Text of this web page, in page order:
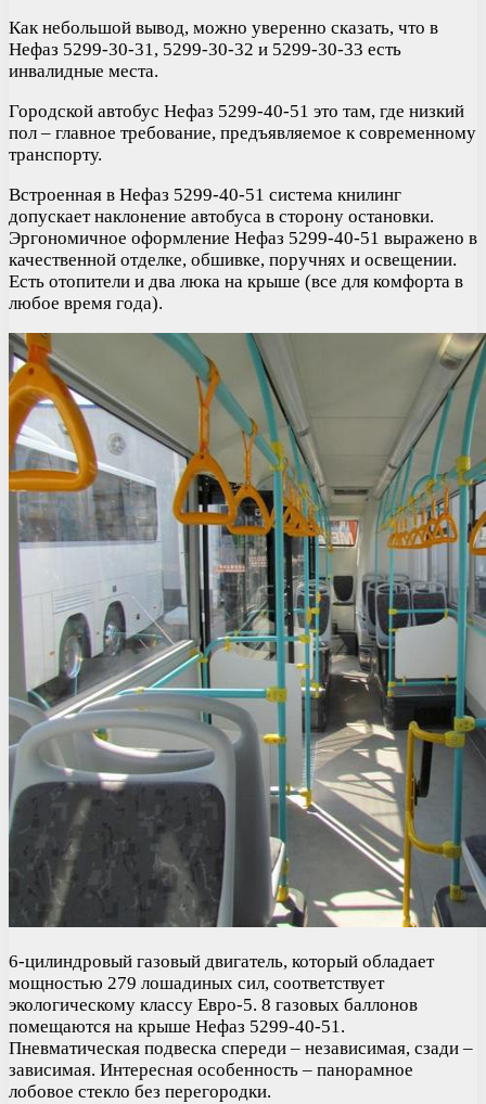
Как небольшой вывод, можно уверенно сказать, что в
Нефаз 5299-30-31, 5299-30-32 и 5299-30-33 есть
инвалидные места.
Городской автобус Нефаз 5299-40-51 это там, где низкий
пол – главное требование, предъявляемое к современному
транспорту.
Встроенная в Нефаз 5299-40-51 система книлинг
допускает наклонение автобуса в сторону остановки.
Эргономичное оформление Нефаз 5299-40-51 выражено в
качественной отделке, обшивке, поручнях и освещении.
Есть отопители и два люка на крыше (все для комфорта в
любое время года).
6-цилиндровый газовый двигатель, который обладает
мощностью 279 лошадиных сил, соответствует
экологическому классу Евро-5. 8 газовых баллонов
помещаются на крыше Нефаз 5299-40-51.
Пневматическая подвеска спереди – независимая, сзади –
зависимая. Интересная особенность – панорамное
лобовое стекло без перегородки.